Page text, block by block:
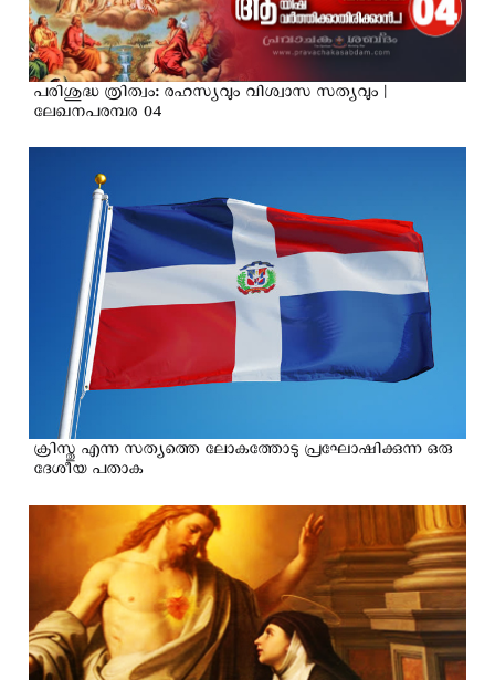
പരിശുദ്ധ ത്രിത്വം: രഹസ്യവും വിശ്വാസ സത്യവും |
ലേഖനപരമ്പര 04
ക്രിസ്തു എന്ന സത്യത്തെ ലോകത്തോടു പ്രഘോഷിക്കുന്ന ഒരു
ദേശീയ പതാക